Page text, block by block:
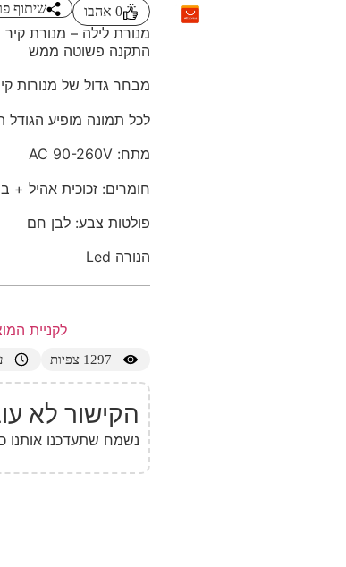
0 אהבו שיתוף
מנורת לילה – מנורת קיר
התקנה פשוטה ממש
מבחר גדול של מנורות
לכל תמונה מופיע הגודל
מתח: AC 90-260V
חומרים: זכוכית אהיל +
פולטות צבע: לבן חם
הנורה Led
לקניית
1297 צפיות
הקישור לא
נשמח שתעדכנו אותנו